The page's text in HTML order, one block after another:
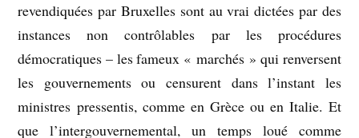
revendiquées par Bruxelles sont au vrai dictées par des
instances non contrôlables par les procédures
démocratiques – les fameux « marchés » qui renversent
les gouvernements ou censurent dans l’instant les
ministres pressentis, comme en Grèce ou en Italie. Et
que l’intergouvernemental, un temps loué comme